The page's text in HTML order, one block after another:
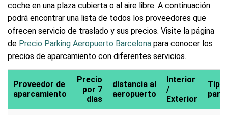
coche en una plaza cubierta o al aire libre. A continuación
podrá encontrar una lista de todos los proveedores que
ofrecen servicio de traslado y sus precios. Visite la página
de Precio Parking Aeropuerto Barcelona para conocer los
precios de aparcamiento con diferentes servicios.
Proveedor de
aparcamiento
Precio
por 7
días
distancia al
aeropuerto
Interior
/
Exterior
Tipo